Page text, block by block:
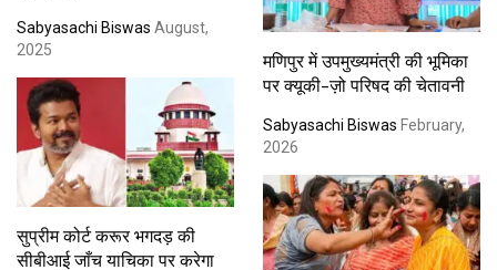
Sabyasachi Biswas August,
2025
मणिपुर में उपमुख्यमंत्री की भूमिका
पर क्यूकी-ज़ो परिषद की चेतावनी
Sabyasachi Biswas February,
2026
सुप्रीम कोर्ट करूर भगदड़ की
सीबीआई जाँच याचिका पर करेगा